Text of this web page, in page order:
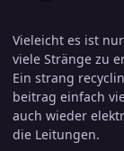
Vieleicht es ist
viele Stränge zu
Ein strang
beitrag einfach
auch wieder
die Leitungen.